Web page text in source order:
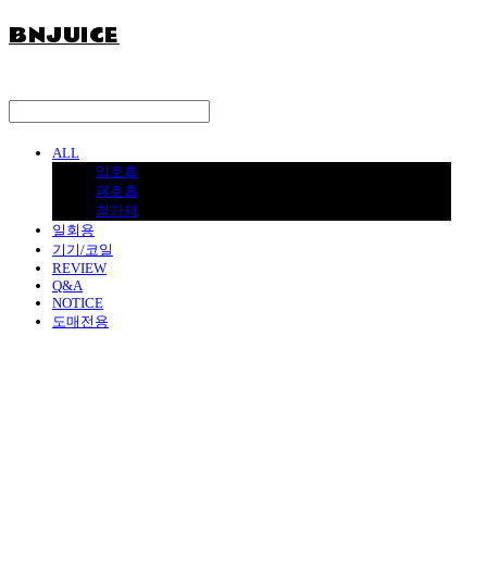
BNJUICE
ALL
입호흡
폐호흡
첨가제
일회용
기기/코일
REVIEW
Q&A
NOTICE
도매전용